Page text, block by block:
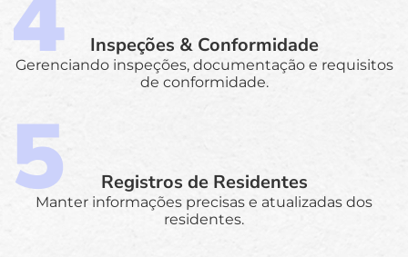
Inspeções & Conformidade
Gerenciando inspeções, documentação e requisitos
de conformidade.
Registros de Residentes
Manter informações precisas e atualizadas dos
residentes.